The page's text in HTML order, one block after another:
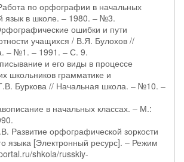
по орфографии в начальных
язык в школе. – 1980. – №3.
ошибки и пути
учащихся / В.Я. Булохов //
– №1. – 1991. – С. 9.
и его виды в процессе
школьников грамматике и
Буркова // Начальная школа. – №10. –
в начальных классах. – М.:
Развитие орфографической зоркости
языка [Электронный ресурс]. – Режим
shkola/russkiy-